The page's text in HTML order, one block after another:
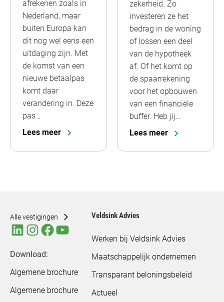
afrekenen zoals in
Nederland, maar
buiten Europa kan
dit nog wel eens een
uitdaging zijn. Met
de komst van een
nieuwe betaalpas
komt daar
verandering in. Deze
pas…
Lees meer
zekerheid. Zo
investeren ze het
bedrag in de woning
of lossen een deel
van de hypotheek
af. Of het komt op
de spaarrekening
voor het opbouwen
van een financiële
buffer. Heb jij…
Lees meer
Alle vestigingen
Download:
Algemene brochure
Algemene brochure
Veldsink Advies
Werken bij Veldsink Advies
Maatschappelijk ondernemen
Transparant beloningsbeleid
Actueel